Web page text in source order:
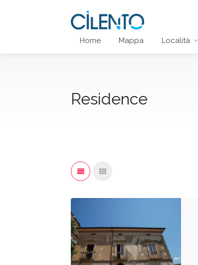
Home Mappa Località
Residence